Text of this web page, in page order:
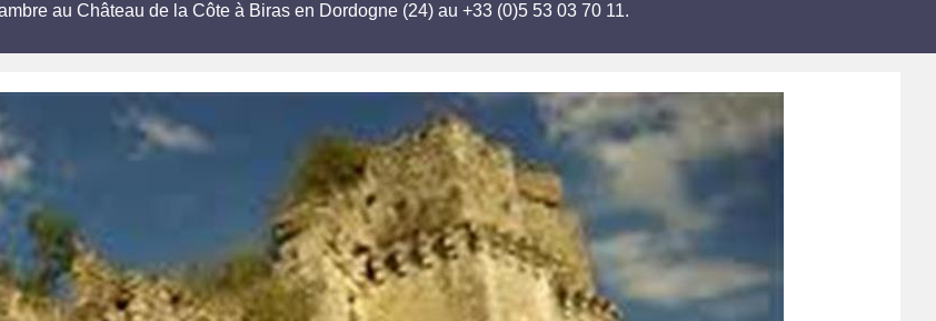
au Château de la Côte à Biras en Dordogne (24) au +33 (0)5 53 03 70 11.